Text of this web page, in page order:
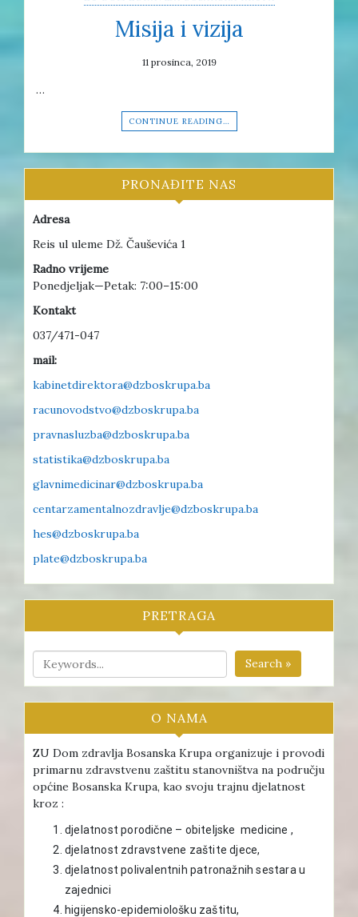
Misija i vizija
11 prosinca, 2019
…
CONTINUE READING…
PRONAĐITE NAS
Adresa
Reis ul uleme Dž. Čauševića 1
Radno vrijeme
Ponedjeljak—Petak: 7:00–15:00
Kontakt
037/471-047
mail:
kabinetdirektora@dzboskrupa.ba
racunovodstvo@dzboskrupa.ba
pravnasluzba@dzboskrupa.ba
statistika@dzboskrupa.ba
glavnimedicinar@dzboskrupa.ba
centarzamentalnozdravlje@dzboskrupa.ba
hes@dzboskrupa.ba
plate@dzboskrupa.ba
PRETRAGA
Search »
O NAMA
ZU Dom zdravlja Bosanska Krupa organizuje i provodi
primarnu zdravstvenu zaštitu stanovništva na području
općine Bosanska Krupa, kao svoju trajnu djelatnost
kroz :
djelatnost porodične – obiteljske medicine ,
djelatnost zdravstvene zaštite djece,
djelatnost polivalentnih patronažnih sestara u
zajednici
higijensko-epidemiološku zaštitu,